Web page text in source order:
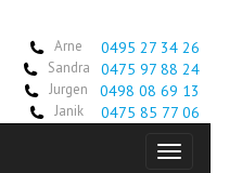
Arne 0495 27 34 26
Sandra 0475 97 88 24
Jurgen 0498 08 69 13
Janik 0475 85 77 06
Toggle